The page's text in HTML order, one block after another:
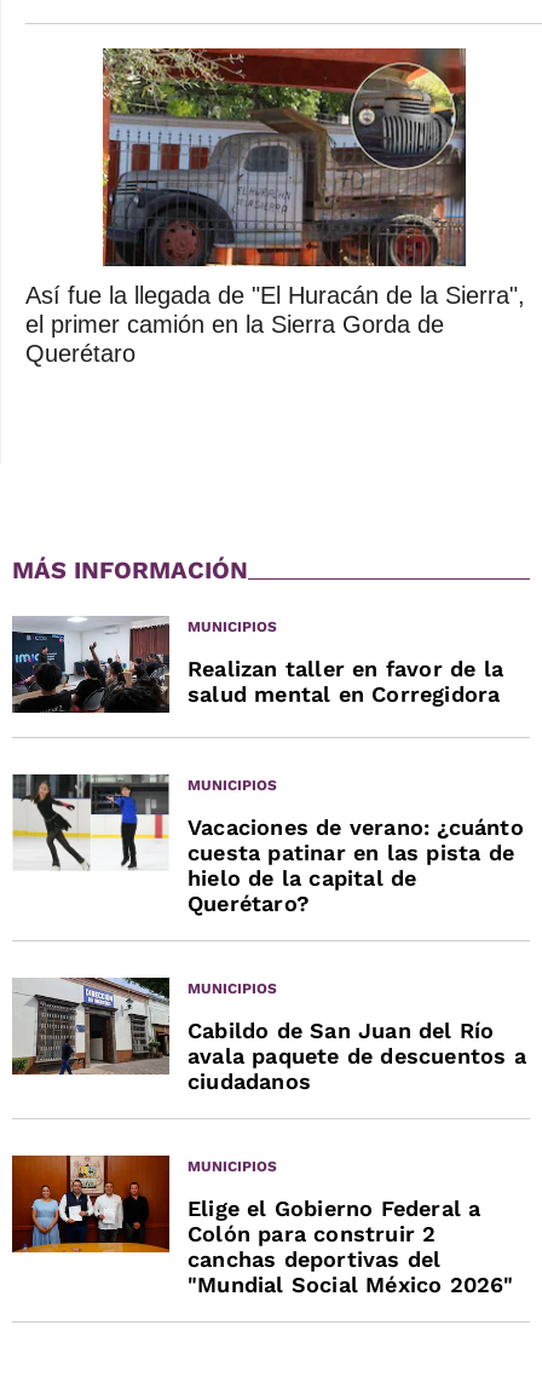
Así fue la llegada de "El Huracán de la Sierra",
el primer camión en la Sierra Gorda de
Querétaro
MÁS INFORMACIÓN
MUNICIPIOS
Realizan taller en favor de la
salud mental en Corregidora
MUNICIPIOS
Vacaciones de verano: ¿cuánto
cuesta patinar en las pista de
hielo de la capital de
Querétaro?
MUNICIPIOS
Cabildo de San Juan del Río
avala paquete de descuentos a
ciudadanos
MUNICIPIOS
Elige el Gobierno Federal a
Colón para construir 2
canchas deportivas del
"Mundial Social México 2026"